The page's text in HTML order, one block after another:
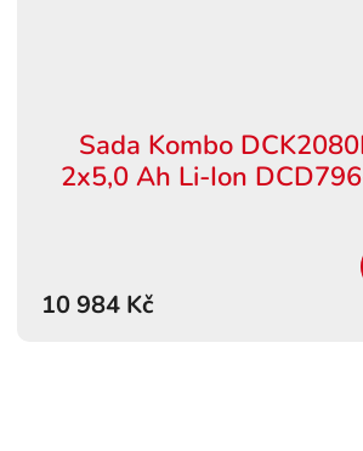
Sada Kombo
2x5,0 Ah Li-Ion
10 984 Kč